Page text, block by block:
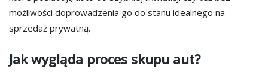
możliwości doprowadzenia go do stanu idealnego na
sprzedaż prywatną.
Jak wygląda proces skupu aut?